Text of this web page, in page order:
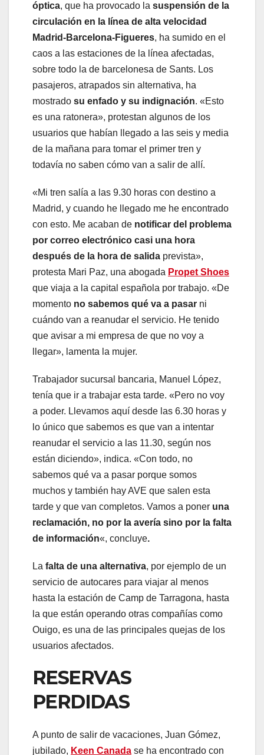
óptica, que ha provocado la suspensión de la
circulación en la línea de alta velocidad
Madrid-Barcelona-Figueres, ha sumido en el
caos a las estaciones de la línea afectadas,
sobre todo la de barcelonesa de Sants. Los
pasajeros, atrapados sin alternativa, ha
mostrado su enfado y su indignación. «Esto
es una ratonera», protestan algunos de los
usuarios que habían llegado a las seis y media
de la mañana para tomar el primer tren y
todavía no saben cómo van a salir de allí.
«Mi tren salía a las 9.30 horas con destino a
Madrid, y cuando he llegado me he encontrado
con esto. Me acaban de notificar del problema
por correo electrónico casi una hora
después de la hora de salida prevista»,
protesta Mari Paz, una abogada Propet Shoes
que viaja a la capital española por trabajo. «De
momento no sabemos qué va a pasar ni
cuándo van a reanudar el servicio. He tenido
que avisar a mi empresa de que no voy a
llegar», lamenta la mujer.
Trabajador sucursal bancaria, Manuel López,
tenía que ir a trabajar esta tarde. «Pero no voy
a poder. Llevamos aquí desde las 6.30 horas y
lo único que sabemos es que van a intentar
reanudar el servicio a las 11.30, según nos
están diciendo», indica. «Con todo, no
sabemos qué va a pasar porque somos
muchos y también hay AVE que salen esta
tarde y que van completos. Vamos a poner una
reclamación, no por la avería sino por la falta
de información«, concluye.
La falta de una alternativa, por ejemplo de un
servicio de autocares para viajar al menos
hasta la estación de Camp de Tarragona, hasta
la que están operando otras compañías como
Ouigo, es una de las principales quejas de los
usuarios afectados.
RESERVAS
PERDIDAS
A punto de salir de vacaciones, Juan Gómez,
jubilado, Keen Canada se ha encontrado con